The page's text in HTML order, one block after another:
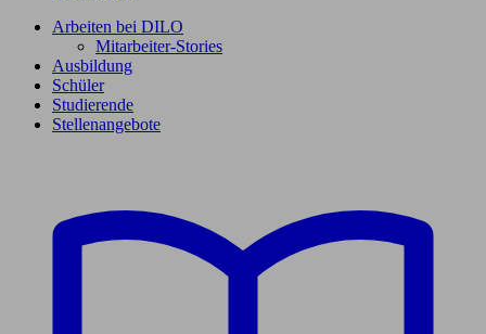
Arbeiten bei DILO
Mitarbeiter-Stories
Ausbildung
Schüler
Studierende
Stellenangebote